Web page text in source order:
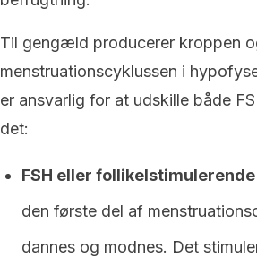
Til gengæld producerer kroppen
menstruationscyklussen i
er ansvarlig for at udskille både
det:
FSH eller
den første del af
dannes og modnes. Det